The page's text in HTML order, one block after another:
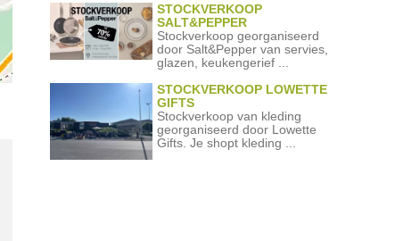
STOCKVERKOOP
SALT&PEPPER
Stockverkoop georganiseerd
door Salt&Pepper van servies,
glazen, keukengerief ...
STOCKVERKOOP LOWETTE
GIFTS
Stockverkoop van kleding
georganiseerd door Lowette
Gifts. Je shopt kleding ...